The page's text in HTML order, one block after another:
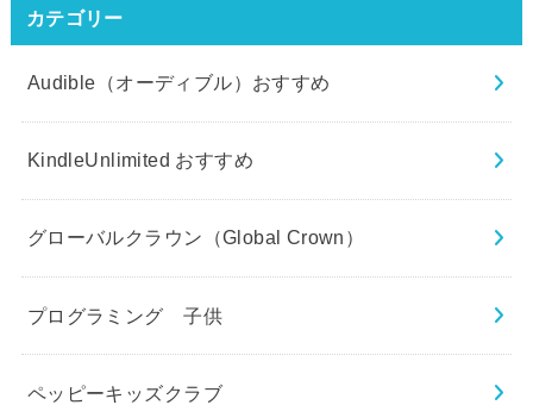
カテゴリー
Audible（オーディブル）おすすめ
KindleUnlimited おすすめ
グローバルクラウン（Global Crown）
プログラミング 子供
ペッピーキッズクラブ